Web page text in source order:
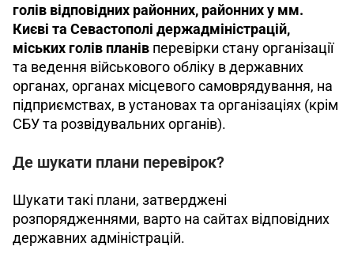
голів відповідних районних, районних у мм.
Києві та Севастополі держадміністрацій,
міських голів планів перевірки стану організації
та ведення військового обліку в державних
органах, органах місцевого самоврядування, на
підприємствах, в установах та організаціях (крім
СБУ та розвідувальних органів).
Де шукати плани перевірок?
Шукати такі плани, затверджені
розпорядженнями, варто на сайтах відповідних
державних адміністрацій.